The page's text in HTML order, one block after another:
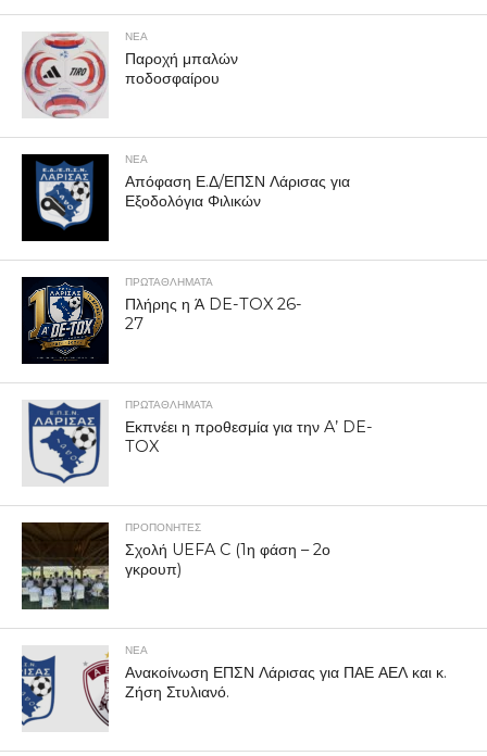
ΝΕΑ
Παροχή μπαλών
ποδοσφαίρου
ΝΕΑ
Απόφαση Ε.Δ/ΕΠΣΝ Λάρισας για
Εξοδολόγια Φιλικών
ΠΡΩΤΑΘΛΉΜΑΤΑ
Πλήρης η Ά DE-TOX 26-
27
ΠΡΩΤΑΘΛΉΜΑΤΑ
Εκπνέει η προθεσμία για την A’ DE-
TOX
ΠΡΟΠΟΝΗΤΈΣ
Σχολή UEFA C (1η φάση – 2ο
γκρουπ)
ΝΕΑ
Ανακοίνωση ΕΠΣΝ Λάρισας για ΠΑΕ ΑΕΛ και κ.
Ζήση Στυλιανό.